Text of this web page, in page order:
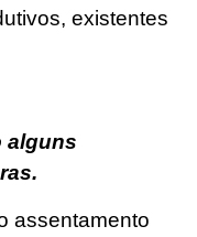
existentes
alguns
assentamento